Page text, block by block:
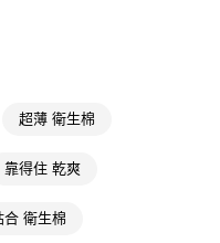
帳。
完成結帳。
中的連結，可透過四大超商／
為交易完成。
超薄 衛生棉
靠得住 乾爽
合 衛生棉